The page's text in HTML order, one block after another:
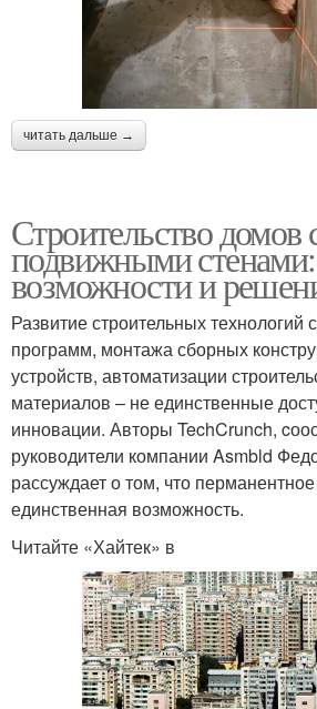
читать дальше →
Строительство домов
подвижными
возможности и
Развитие строительных
программ, монтажа сборных
устройств, автоматизации
материалов – не единственные
инновации. Авторы TechCrunch,
руководители компании Asmbld
рассуждает о том, что
единственная возможность.
Читайте «Хайтек» в